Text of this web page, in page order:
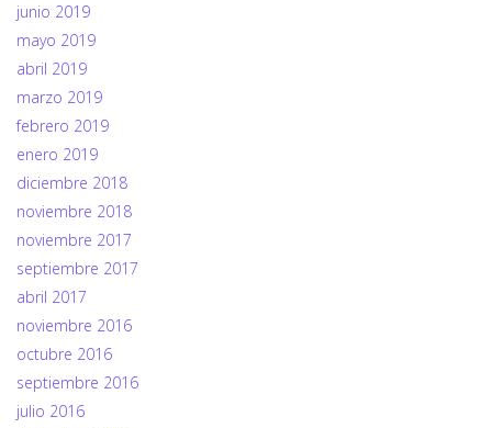
junio 2019
mayo 2019
abril 2019
marzo 2019
febrero 2019
enero 2019
diciembre 2018
noviembre 2018
noviembre 2017
septiembre 2017
abril 2017
noviembre 2016
octubre 2016
septiembre 2016
julio 2016